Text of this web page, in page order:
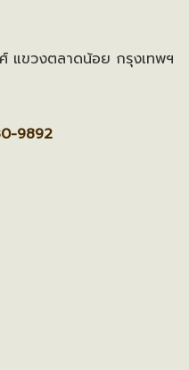
แขวงตลาดน้อย กรุงเทพฯ
9892